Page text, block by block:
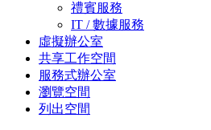
禮賓服務
IT / 數據服務
虛擬辦公室
共享工作空間
服務式辦公室
瀏覽空間
列出空間